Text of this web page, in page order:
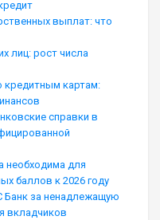
выплат: что
лиц: рост числа
кредитным картам:
справки в
необходима для
баллов к 2026 году
за ненадлежащую
вкладчиков